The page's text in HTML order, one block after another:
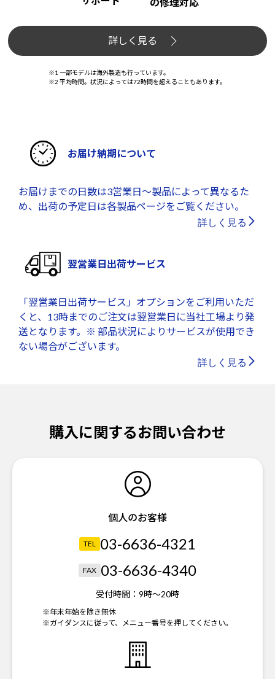
詳しく見る
※1 一部モデルは海外製造も行っています。
※2 平均時間。状況によっては72時間を超えることもあります。
お届け納期について
お届けまでの日数は3営業日～製品によって異なるた
め、出荷の予定日は各製品ページをご覧ください。
詳しく見る
翌営業日出荷サービス
「翌営業日出荷サービス」オプションをご利用いただ
くと、13時までのご注文は翌営業日に当社工場より発
送となります。※ 部品状況によりサービスが使用でき
ない場合がございます。
詳しく見る
購入に関するお問い合わせ
個人のお客様
TEL 03-6636-4321
FAX 03-6636-4340
受付時間： 9時～20時
※年末年始を除き無休
※ガイダンスに従って、メニュー番号を押してください。